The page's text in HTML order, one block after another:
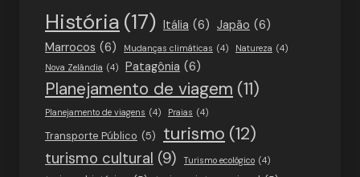
História (17) Itália (6) Japão (6)
Marrocos (6) Mudanças climáticas (4) Natureza (4)
Nova Zelândia (4) Patagônia (6)
Planejamento de viagem (11)
Planejamento de viagens (4) Praias (4)
Transporte Público (5) turismo (12)
turismo cultural (9) Turismo ecológico (4)